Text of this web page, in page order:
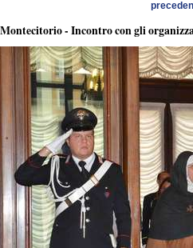
Montecitorio - Incontro con gli